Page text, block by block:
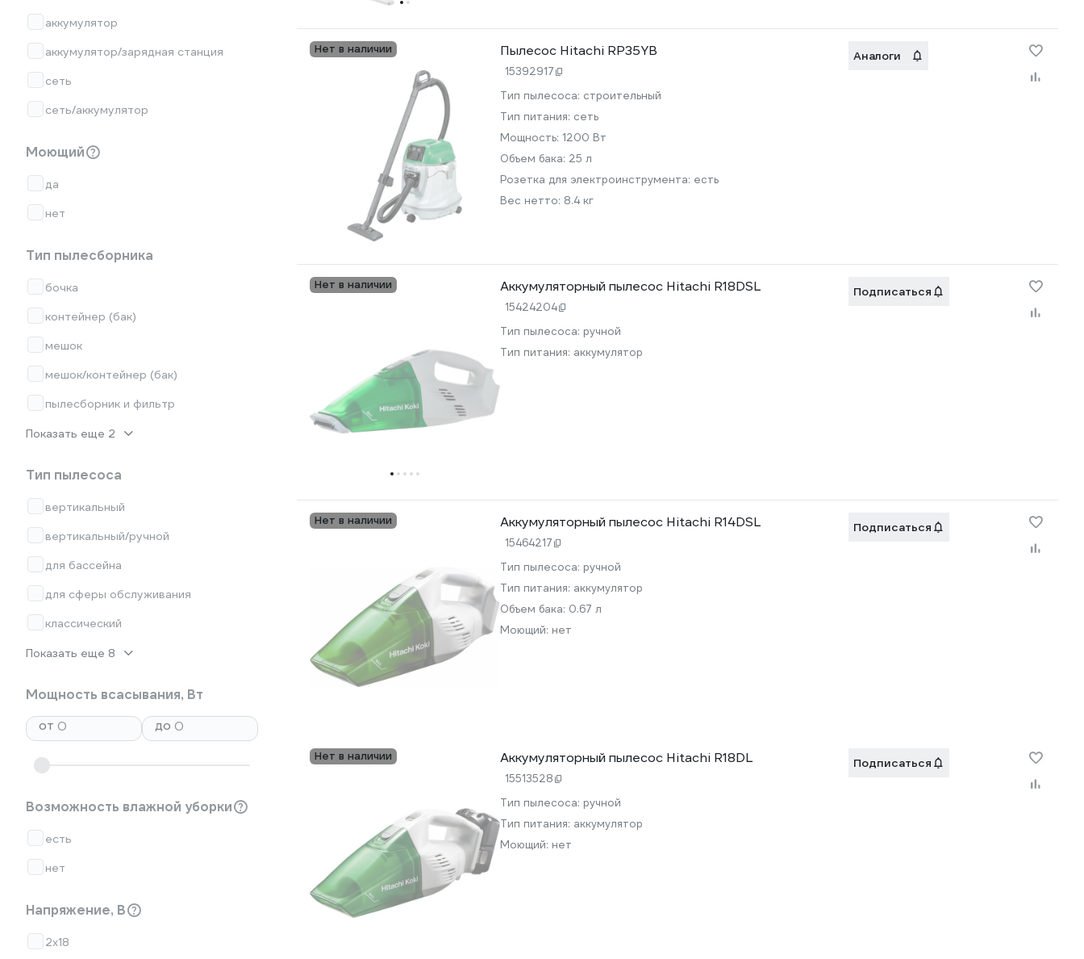
аккумулятор
аккумулятор/зарядная станция
сеть
сеть/аккумулятор
Моющий
да
нет
Тип пылесборника
бочка
контейнер (бак)
мешок
мешок/контейнер (бак)
пылесборник и фильтр
Показать еще 2
Тип пылесоса
вертикальный
вертикальный/ручной
для бассейна
для сферы обслуживания
классический
Показать еще 8
Мощность всасывания, Вт
от
до
Возможность влажной уборки
есть
нет
Напряжение, В
2х18
Нет в наличии Пылесос Hitachi RP35YB
15392917
Тип пылесоса: строительный
Тип питания: сеть
Мощность: 1200 Вт
Объем бака: 25 л
Розетка для электроинструмента: есть
Вес нетто: 8.4 кг
Аналоги
Нет в наличии Аккумуляторный пылесос Hitachi R18DSL
15424204
Тип пылесоса: ручной
Тип питания: аккумулятор
Подписаться
Нет в наличии Аккумуляторный пылесос Hitachi R14DSL
15464217
Тип пылесоса: ручной
Тип питания: аккумулятор
Объем бака: 0.67 л
Моющий: нет
Подписаться
Нет в наличии Аккумуляторный пылесос Hitachi R18DL
15513528
Тип пылесоса: ручной
Тип питания: аккумулятор
Моющий: нет
Подписаться